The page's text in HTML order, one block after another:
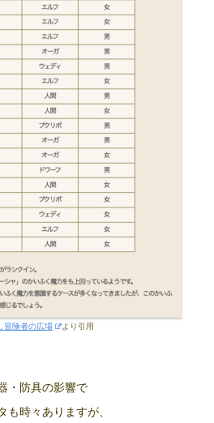
冒険者の広場 より引用
・防具の影響で
も時々ありますが、